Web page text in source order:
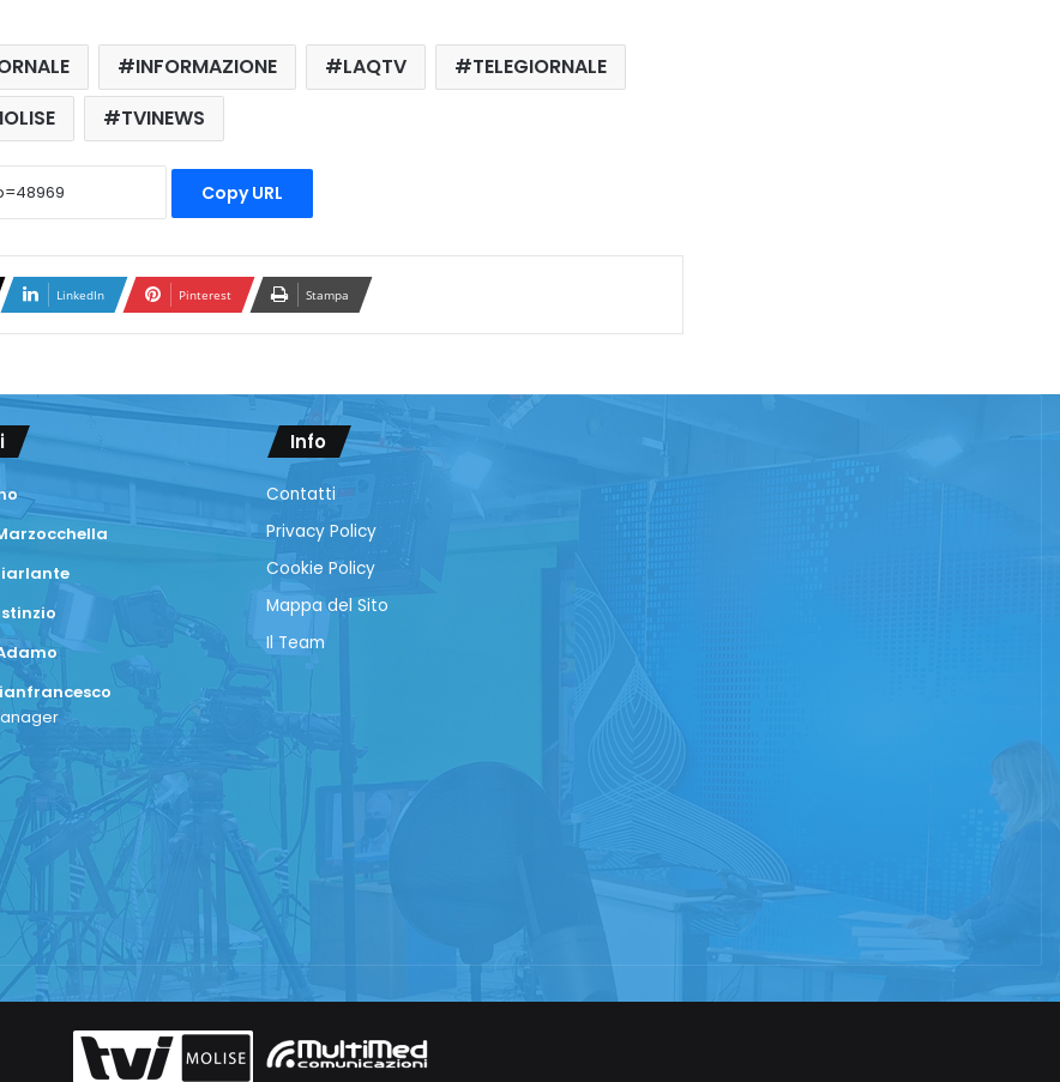
INFORMAZIONE LAQTV
TELEGIORNALE
TVINEWS
Copy URL
LinkedIn Pinterest Stampa
Info
Contatti
Privacy Policy
Cookie Policy
Mappa del Sito
Il Team